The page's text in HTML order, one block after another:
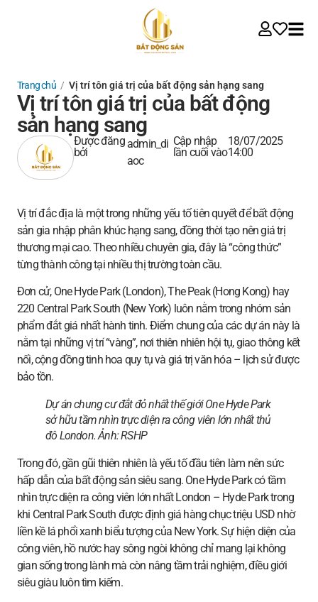
Trang chủ / Vị trí tôn giá trị của bất động sản hạng sang
Vị trí tôn giá trị của bất động
sản hạng sang
Được đăng
bởi
admin_di
aoc
Cập nhập
lần cuối vào
18/07/2025
14:00
Vị trí đắc địa là một trong những yếu tố tiên quyết để bất động
sản gia nhập phân khúc hạng sang, đồng thời tạo nên giá trị
thương mại cao. Theo nhiều chuyên gia, đây là “công thức”
từng thành công tại nhiều thị trường toàn cầu.
Đơn cử, One Hyde Park (London), The Peak (Hong Kong) hay
220 Central Park South (New York) luôn nằm trong nhóm sản
phẩm đắt giá nhất hành tinh. Điểm chung của các dự án này là
nằm tại những vị trí “vàng”, nơi thiên nhiên hội tụ, giao thông kết
nối, cộng đồng tinh hoa quy tụ và giá trị văn hóa – lịch sử được
bảo tồn.
Dự án chung cư đắt đỏ nhất thế giới One Hyde Park
sở hữu tầm nhìn trực diện ra công viên lớn nhất thủ
đô London. Ảnh:RSHP
Trong đó, gần gũi thiên nhiên là yếu tố đầu tiên làm nên sức
hấp dẫn của bất động sản siêu sang. One Hyde Park có tầm
nhìn trực diện ra công viên lớn nhất London – Hyde Park trong
khi Central Park South được định giá hàng chục triệu USD nhờ
liền kề lá phổi xanh biểu tượng của New York. Sự hiện diện của
công viên, hồ nước hay sông ngòi không chỉ mang lại không
gian sống trong lành mà còn nâng tầm trải nghiệm, điều giới
siêu giàu luôn tìm kiếm.